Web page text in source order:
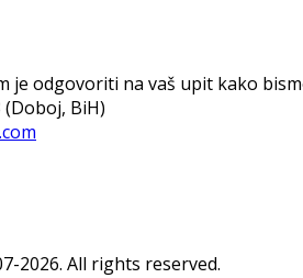
je odgovoriti na vaš upit kako
(Doboj, BiH)
2026. All rights reserved.